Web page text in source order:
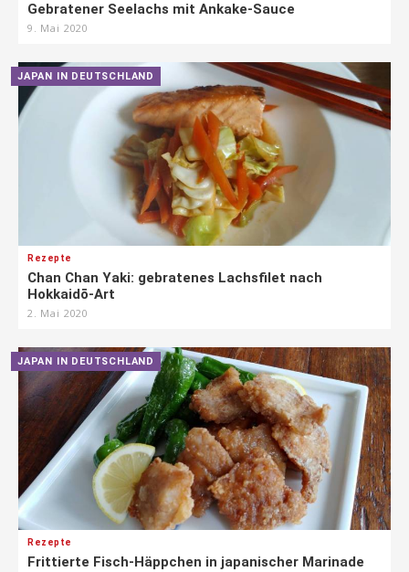
Gebratener Seelachs mit Ankake-Sauce
9. Mai 2020
JAPAN IN DEUTSCHLAND
Rezepte
Chan Chan Yaki: gebratenes Lachsfilet nach
Hokkaidō-Art
2. Mai 2020
JAPAN IN DEUTSCHLAND
Rezepte
Frittierte Fisch-Häppchen in japanischer Marinade